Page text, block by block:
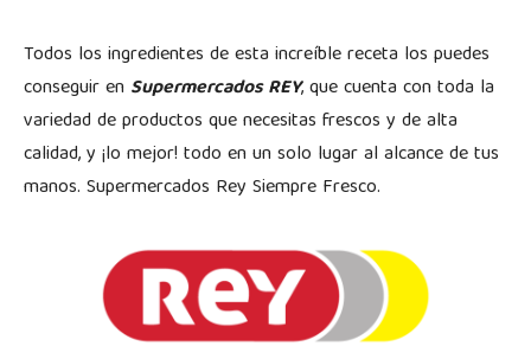
Todos los ingredientes de esta increíble receta los puedes
conseguir en Supermercados REY, que cuenta con toda la
variedad de productos que necesitas frescos y de alta
calidad, y ¡lo mejor! todo en un solo lugar al alcance de tus
manos. Supermercados Rey Siempre Fresco.